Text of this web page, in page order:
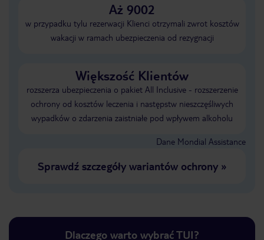
Aż 9002
w przypadku tylu rezerwacji Klienci otrzymali zwrot kosztów
wakacji w ramach ubezpieczenia od rezygnacji
Większość Klientów
rozszerza ubezpieczenia o pakiet All Inclusive - rozszerzenie
ochrony od kosztów leczenia i następstw nieszczęśliwych
wypadków o zdarzenia zaistniałe pod wpływem alkoholu
Dane Mondial Assistance
Sprawdź szczegóły wariantów ochrony»
Dlaczego warto wybrać TUI?